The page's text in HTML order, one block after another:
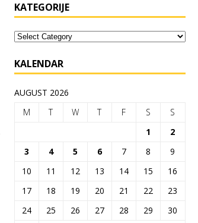
KATEGORIJE
KALENDAR
AUGUST 2026
M
T W T F S
S
1
2
3
4 5 6 7 8
9
10
11 12 13 14 15
16
17
18 19 20 21 22
23
24
25 26 27 28 29
30